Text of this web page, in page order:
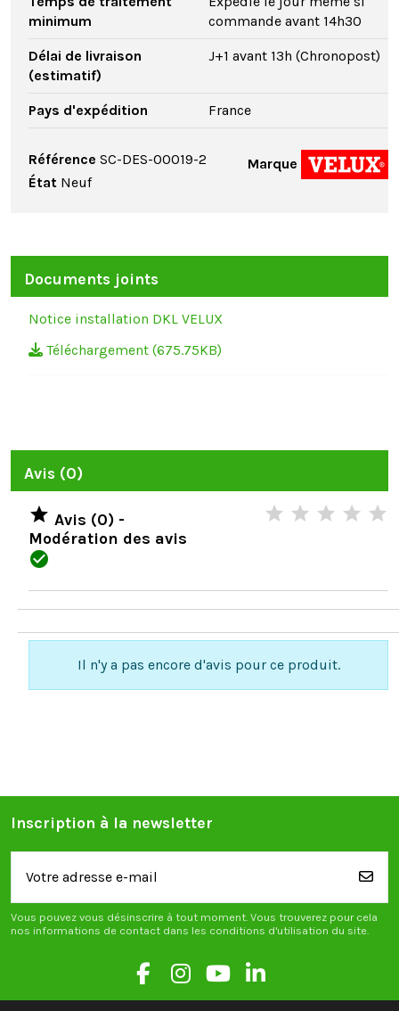
minimum
commande avant 14h30
Délai de livraison
(estimatif)
J+1 avant 13h (Chronopost)
Pays d'expédition France
Marque
Référence SC-DES-00019-2
État Neuf
Documents joints
Notice installation DKL VELUX
Téléchargement (675.75KB)
Avis (0)
 Avis (0) -
Modération des avis

Il n'y a pas encore d'avis pour ce produit.
Inscription à la newsletter
Vous pouvez vous désinscrire à tout moment. Vous trouverez pour cela
nos informations de contact dans les conditions d'utilisation du site.